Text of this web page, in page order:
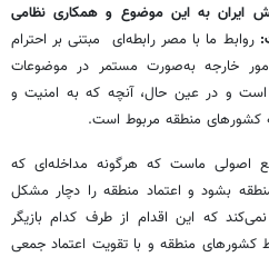
ایران به این موضوع و همکاری نظامی
روابط ما با مصر رابطه‌ای مبتنی بر احترام
خارجه به‌صورت مستمر در موضوعات
و در عین حال، آنچه که به امنیت و
کشورهای منطقه مربوط است.
اصولی ماست که هرگونه مداخله‌ای که
بشود و اعتماد منطقه را دچار مشکل
که این اقدام از طرف کدام بازیگر
کشورهای منطقه و با تقویت اعتماد جمعی